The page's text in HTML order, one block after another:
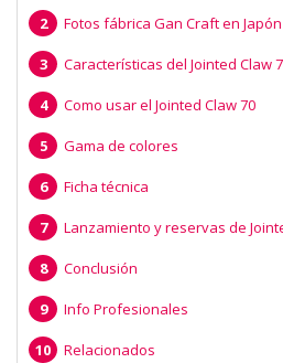
Fotos fábrica Gan Craft en Japón
Características del Jointed Claw
Como usar el Jointed Claw 70
Gama de colores
Ficha técnica
Lanzamiento y reservas de
Conclusión
Info Profesionales
Relacionados